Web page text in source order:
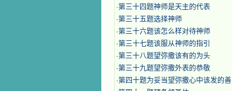
·第三十四题神师是天主的代表
·第三十五题选择神师
·第三十六题该怎么样对待神师
·第三十七题该服从神师的指引
·第三十八题望弥撒该有的为头
·第三十九题望弥撒外表的恭敬
·第四十题为妥当望弥撒心中该发的善